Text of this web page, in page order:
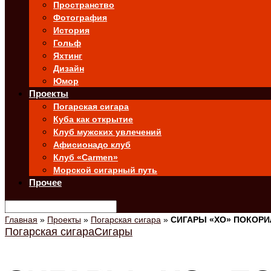
Пространство
Фотография
История
Гольф
Яхтинг
Дизайн
Юмор
Проекты
Погарская сигара
Куба как открытие
Клуб мужских увлечений
Афисионадо клуб
Клуб «Carmen»
Морской сигарный путь
Прочее
Главная » Проекты » Погарская сигара » СИГАРЫ «XO»
Погарская сигараСигары